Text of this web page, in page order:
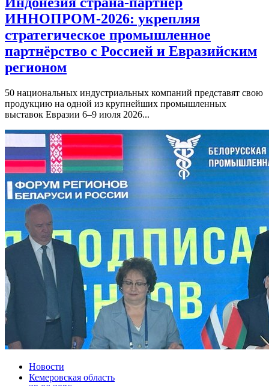
ИННОПРОМ-2026: укрепляя
стратегическое промышленное
партнёрство с Россией и Евразийским
регионом
50 национальных индустриальных компаний представят свою
продукцию на одной из крупнейших промышленных
выставок Евразии 6–9 июля 2026...
Новости
Кемеровская область